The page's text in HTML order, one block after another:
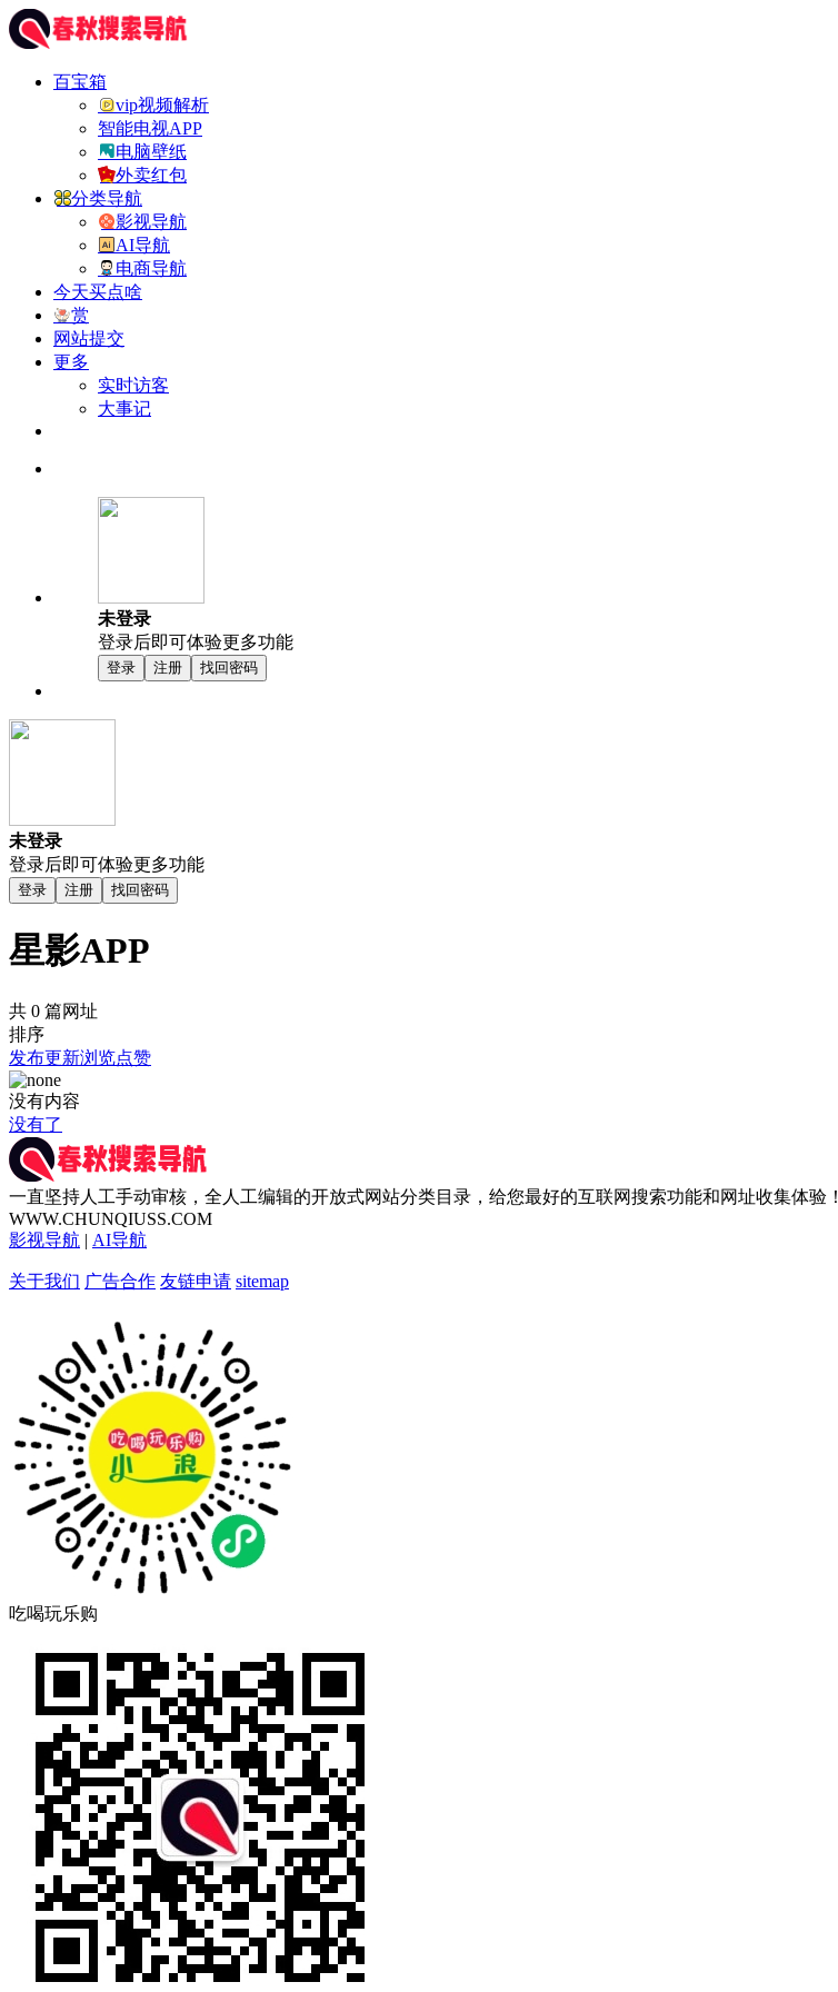
百宝箱
vip视频解析
智能电视APP
电脑壁纸
外卖红包
分类导航
影视导航
AI导航
电商导航
今天买点啥
赏
网站提交
更多
实时访客
大事记
未登录
登录后即可体验更多功能
登录 注册 找回密码
未登录
登录后即可体验更多功能
登录 注册 找回密码
星影APP
共 0 篇网址
排序
发布更新浏览点赞
没有内容
没有了
一直坚持人工手动审核，全人工编辑的开放式网站分类目录，给您最好的互联网搜索功能和网址收集体验！
WWW.CHUNQIUSS.COM
影视导航 | AI导航
关于我们 广告合作 友链申请 sitemap
吃喝玩乐购